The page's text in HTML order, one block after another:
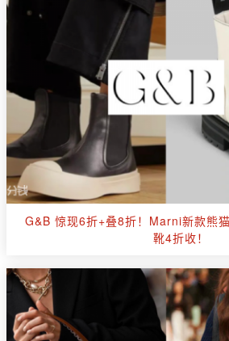
G&B 惊现6折+叠8折！Marni新款熊
靴4折收！